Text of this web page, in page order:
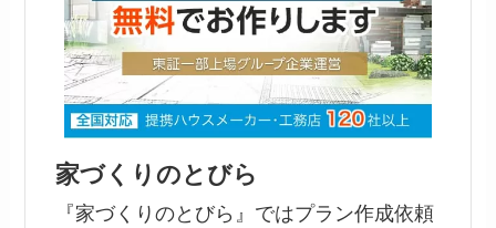
家づくりのとびら
『家づくりのとびら』ではプラン作成依頼